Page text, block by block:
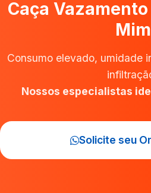
Caça
Mim
Consumo elevado, umidade
Nossos especialistas
Solicite seu